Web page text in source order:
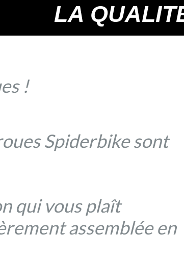
!
Spiderbike sont
qui vous plaît
assemblée en
LA